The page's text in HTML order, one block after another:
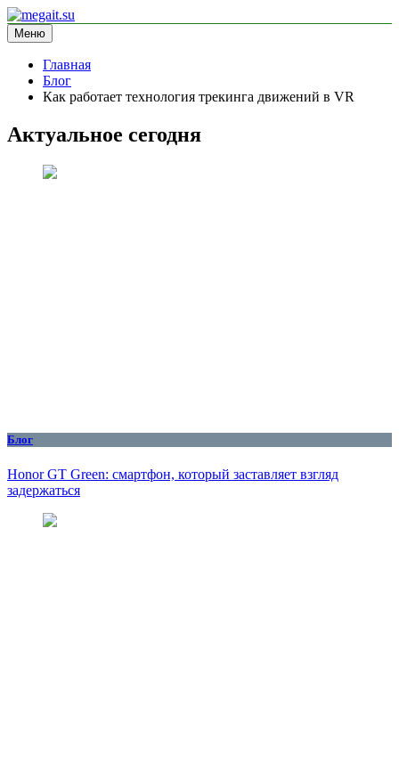
Перейти
к
содержимому
megait.su
информационный сайт
Меню
Главная
Блог
Как работает технология трекинга движений в VR
Актуальное сегодня
Блог
Honor GT Green: смартфон, который заставляет взгляд
задержаться